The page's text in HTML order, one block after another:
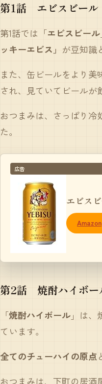
第1話 エビスビール
第1話では「エビスビール
ッキーエビス」 が豆知識
また、缶ビールをより
され、見ていてビールが
おつまみは、さっぱり冷
た。
広告
エビス
Amazon
第2話 焼酎ハイボー
「焼酎ハイボール」は
ています。
全てのチューハイの原点
おつまみは、下町の居酒